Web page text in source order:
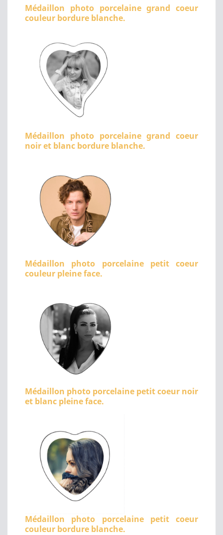
Médaillon photo porcelaine grand coeur
couleur bordure blanche.
Médaillon photo porcelaine grand coeur
noir et blanc bordure blanche.
Médaillon photo porcelaine petit coeur
couleur pleine face.
Médaillon photo porcelaine petit coeur noir
et blanc pleine face.
Médaillon photo porcelaine petit coeur
couleur bordure blanche.